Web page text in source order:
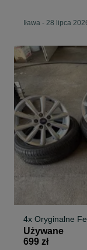
Iława - 28 lipca
4x Oryginalne
Używane
699 zł